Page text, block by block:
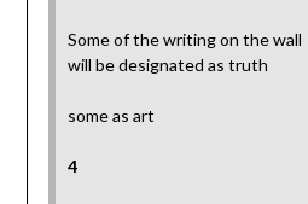
Some of the writing on the wall
will be designated as truth
some as art
4